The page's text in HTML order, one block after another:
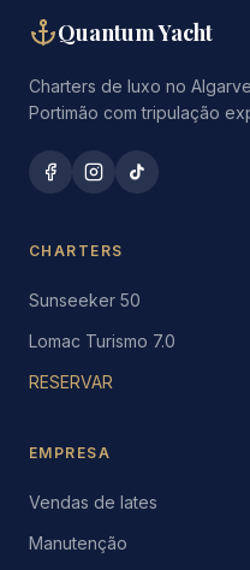
Quantum Yacht
Charters de luxo no
Portimão com tripulação
CHARTERS
Sunseeker 50
Lomac Turismo 7.0
RESERVAR
EMPRESA
Vendas de Iates
Manutenção